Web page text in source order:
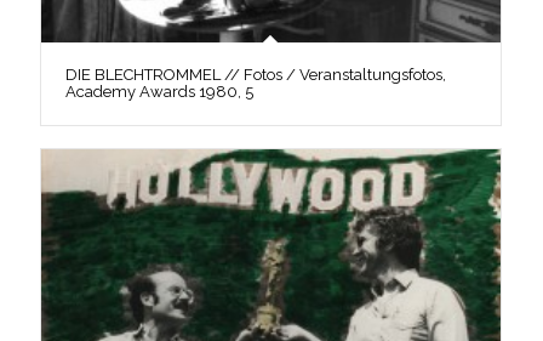
DIE BLECHTROMMEL // Fotos / Veranstaltungsfotos,
Academy Awards 1980, 5